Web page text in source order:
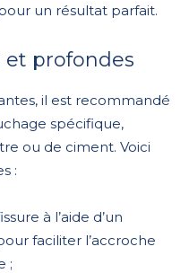
un résultat parfait.
et profondes
il est recommandé
spécifique,
ou de ciment. Voici
:
à l’aide d’un
faciliter l’accroche
;